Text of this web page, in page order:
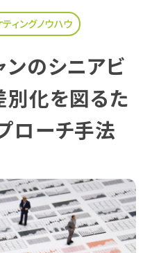
ィングノウハウ
ンのシニアビ
別化を図るた
ローチ手法